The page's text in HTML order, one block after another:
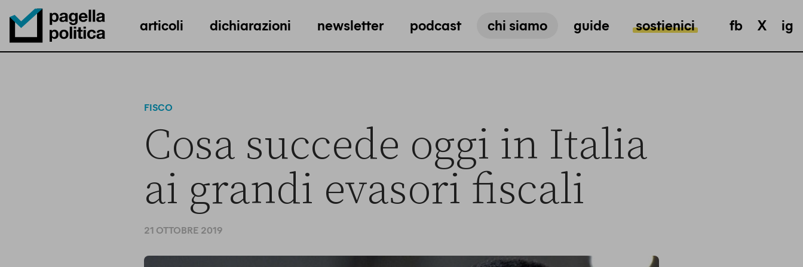
Pagella Politica Logo
articoli dichiarazioni newsletter podcast chi siamo guide sostienici fb X ig
FISCO
Cosa succede oggi in Italia
ai grandi evasori fiscali
21 OTTOBRE 2019